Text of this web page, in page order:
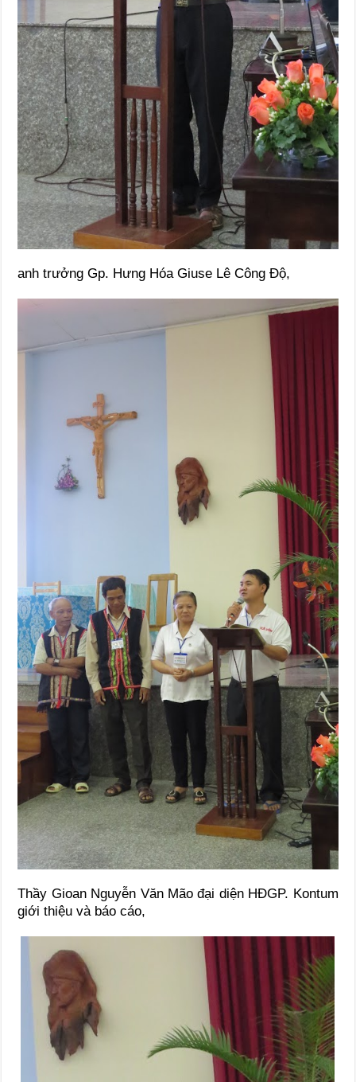
anh trưởng Gp. Hưng Hóa Giuse Lê Công Độ,
Thầy Gioan Nguyễn Văn Mão đại diện HĐGP. Kontum
giới thiệu và báo cáo,